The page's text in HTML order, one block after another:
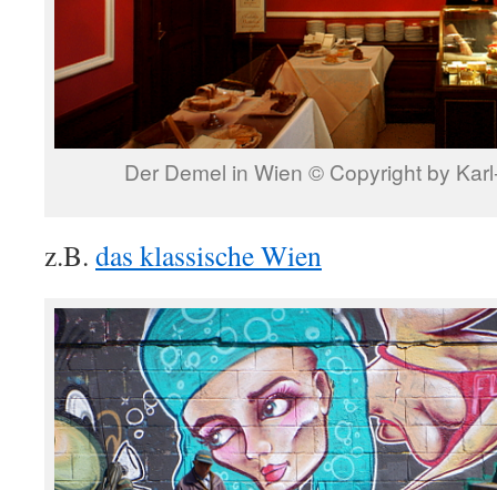
Der Demel in Wien © Copyright by
z.B. das klassische Wien